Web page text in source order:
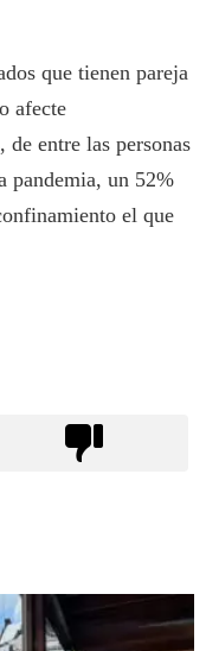
que tienen pareja
afecte
de entre las personas
pandemia, un 52%
el que